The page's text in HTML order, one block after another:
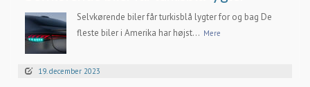
Selvkørende biler får turkisblå lygter for og bag De
fleste biler i Amerika har højst... Mere
19. december 2023